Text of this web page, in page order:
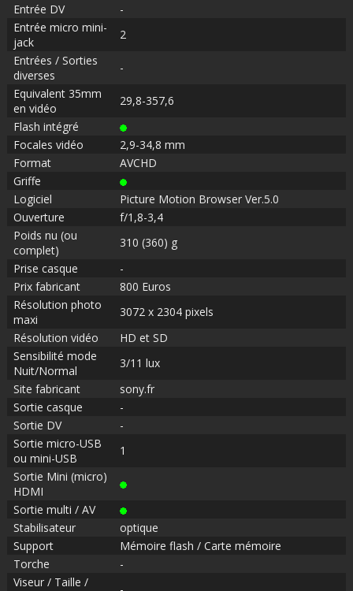
Entrée DV
-
Entrée micro mini-
jack
2
Entrées / Sorties
diverses
-
Equivalent 35mm
en vidéo
29,8-357,6
Flash intégré
Focales vidéo
2,9-34,8 mm
Format
AVCHD
Griffe
Logiciel
Picture Motion Browser Ver.5.0
Ouverture
f/1,8-3,4
Poids nu (ou
complet)
310 (360) g
Prise casque
-
Prix fabricant
800 Euros
Résolution photo
maxi
3072 x 2304 pixels
Résolution vidéo
HD et SD
Sensibilité mode
Nuit/Normal
3/11 lux
Site fabricant
sony.fr
Sortie casque
-
Sortie DV
-
Sortie micro-USB
ou mini-USB
1
Sortie Mini (micro)
HDMI
Sortie multi / AV
Stabilisateur
optique
Support
Mémoire flash / Carte mémoire
Torche
-
Viseur / Taille /